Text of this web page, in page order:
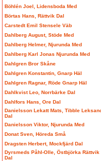
Böhlén Joel, Lidensboda Med
Börtas Hans, Rättvik Dal
Carstedt Emil Stensele Väb
Dahlberg August, Stöde Med
Dahlberg Helmer, Njurunda Med
Dahlberg Karl Jonas Njurunda Med
Dahlgren Bror Skåne
Dahlgren Konstantin, Gnarp Häl
Dahlgren Ragnar, Röde Gnarp Häl
Dahlkvist Leo, Norrbärke Dal
Dahlfors Hans, Ore Dal
Danielsson Lekatt Mats, Tibble
Dal
Danielsson Viktor, Njurunda Med
Donat Sven, Höreda Små
Dragsten Herbert, Mockfjärd Dal
Dyrsmeds Påhl-Olle, Östbjörka Rättvik
Dal